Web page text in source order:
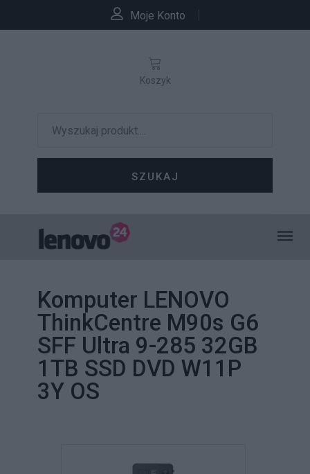
Moje Konto
SZUKAJ
Koszyk
Komputer LENOVO
ThinkCentre M90s G6
SFF Ultra 9-285 32GB
1TB SSD DVD W11P
3Y OS